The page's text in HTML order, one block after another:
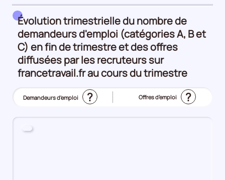
-
métier
25%
de
main
d'oeuvre
25%
LOIRE
pour
les
Attractivité
Salariale
25%
Évolution trimestrielle du nombre de
demandeurs d'emploi (catégories A, B et
C) en fin de trimestre et des offres
diffusées par les recruteurs sur
francetravail.fr au cours du trimestre
Demandeurs d'emploi
(Affichage ? Offres d’emploi ?